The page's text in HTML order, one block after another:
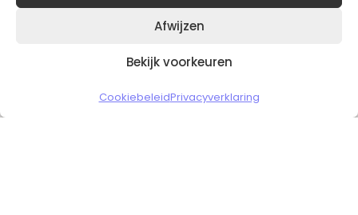
Afwijzen
Bekijk voorkeuren
CookiebeleidPrivacyverklaring